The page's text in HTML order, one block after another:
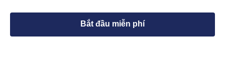
Bắt đầu miễn phí